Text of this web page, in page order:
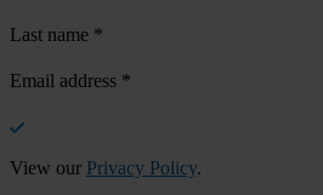
Last name *
Email address *
View our Privacy Policy.